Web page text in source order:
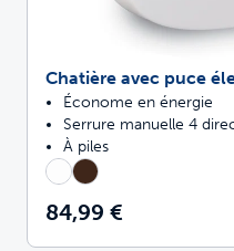
Chatière avec puce
Économe en énergie
Serrure manuelle 4
À piles
84,99 €